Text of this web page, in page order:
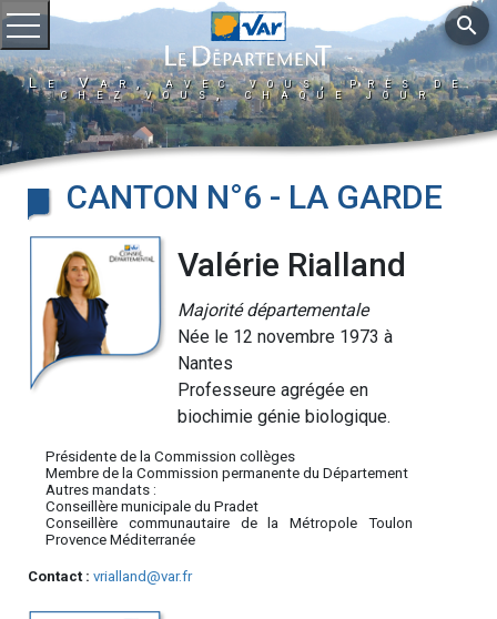
Ouvrir le menu
Le Var, avec vous, près de
chez vous, chaque jour
search
CANTON N°6 - LA GARDE
Valérie Rialland
Majorité départementale
Née le 12 novembre 1973 à
Nantes
Professeure agrégée en
biochimie génie biologique.
Présidente de la Commission collèges
Membre de la Commission permanente du Département
Autres mandats :
Conseillère municipale du Pradet
Conseillère communautaire de la Métropole Toulon
Provence Méditerranée
Contact : vrialland@var.fr